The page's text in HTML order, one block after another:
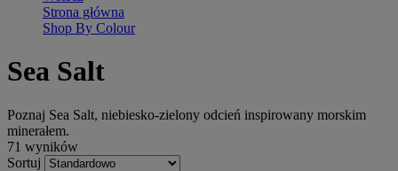
Strona główna
Shop By Colour
Sea Salt
Poznaj Sea Salt, niebiesko-zielony odcień inspirowany morskim
minerałem.
71 wyników
Sortuj